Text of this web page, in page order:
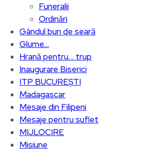
Funeralii
Ordinări
Gândul bun de seară
Glume…
Hrană pentru… trup
Inaugurare Biserici
ITP BUCUREȘTI
Madagascar
Mesaje din Filipeni
Mesaje pentru suflet
MIJLOCIRE
Misiune